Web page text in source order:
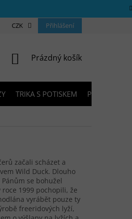
PRODEJNY KONTAKTY
CZK Přihlášení
NÁKUPNÍ KOŠÍK
Prázdný košík
TRIKA S POTISKEM PŮJČOVNA
začali scházet a
Wild Duck. Dlouho
se bohužel
1999 pochopili, že
vyrábět pouze ty
freeridových lyží,